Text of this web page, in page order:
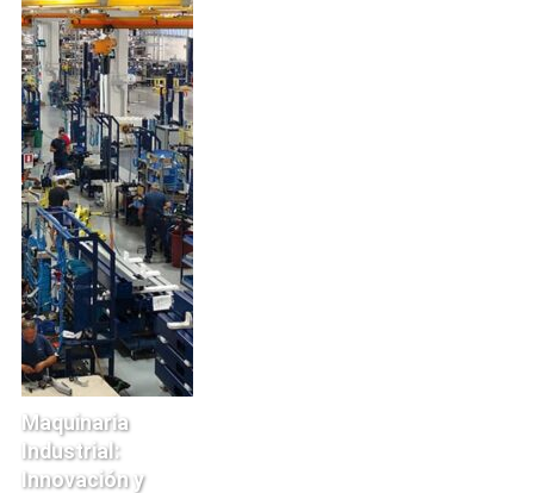
Maquinaria
Industrial:
Innovación y